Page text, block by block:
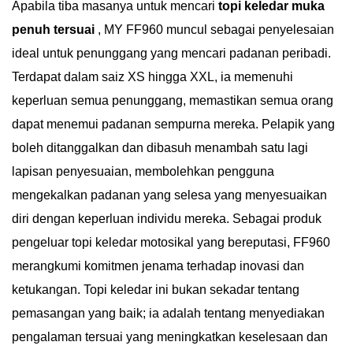
Apabila tiba masanya untuk mencari topi keledar muka
penuh tersuai , MY FF960 muncul sebagai penyelesaian
ideal untuk penunggang yang mencari padanan peribadi.
Terdapat dalam saiz XS hingga XXL, ia memenuhi
keperluan semua penunggang, memastikan semua orang
dapat menemui padanan sempurna mereka. Pelapik yang
boleh ditanggalkan dan dibasuh menambah satu lagi
lapisan penyesuaian, membolehkan pengguna
mengekalkan padanan yang selesa yang menyesuaikan
diri dengan keperluan individu mereka. Sebagai produk
pengeluar topi keledar motosikal yang bereputasi, FF960
merangkumi komitmen jenama terhadap inovasi dan
ketukangan. Topi keledar ini bukan sekadar tentang
pemasangan yang baik; ia adalah tentang menyediakan
pengalaman tersuai yang meningkatkan keselesaan dan